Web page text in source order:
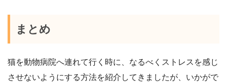
まとめ
猫を動物病院へ連れて行く時に、なるべくストレスを感じ
させないようにする方法を紹介してきましたが、いかがで